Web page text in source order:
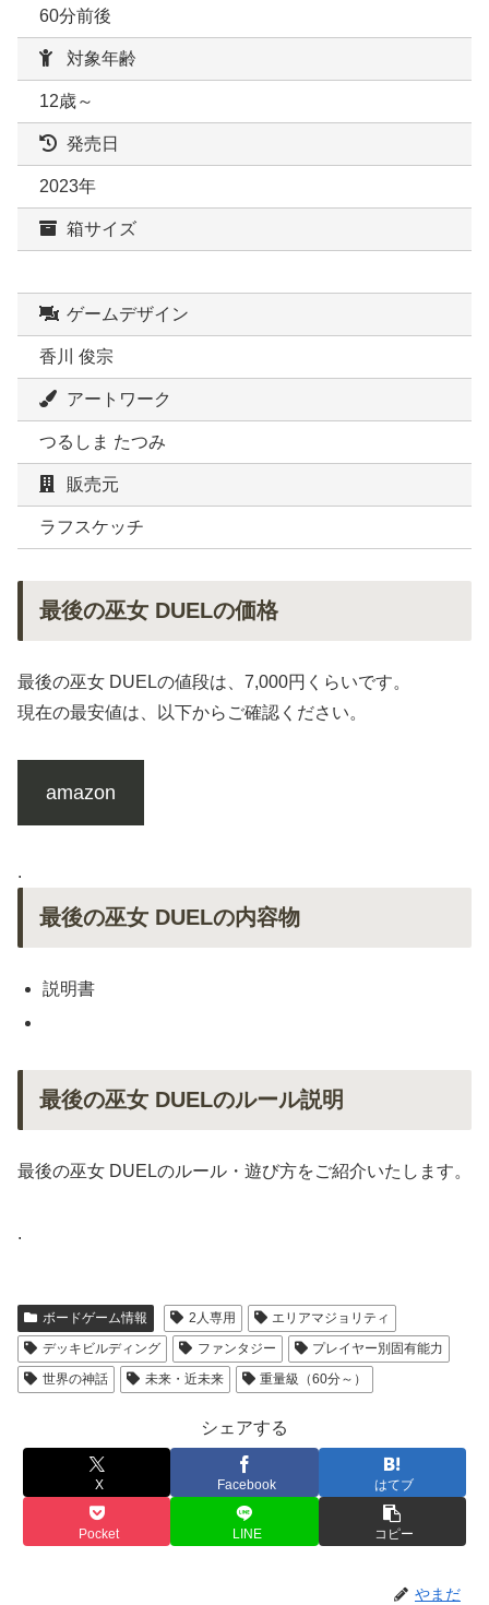
60分前後
対象年齢
12歳～
発売日
2023年
箱サイズ
ゲームデザイン
香川 俊宗
アートワーク
つるしま たつみ
販売元
ラフスケッチ
最後の巫女 DUELの価格
最後の巫女 DUELの値段は、7,000円くらいです。
現在の最安値は、以下からご確認ください。
amazon
.
最後の巫女 DUELの内容物
説明書
最後の巫女 DUELのルール説明
最後の巫女 DUELのルール・遊び方をご紹介いたします。
.
ボードゲーム情報 2人専用
エリアマジョリティ
デッキビルディング
ファンタジー
プレイヤー別固有能力
世界の神話
未来・近未来 重量級（60分～）
シェアする
X Facebook はてブ
Pocket LINE コピー
やまだ